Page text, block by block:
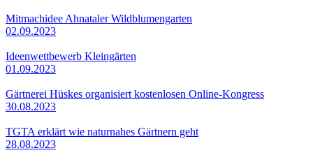
Mitmachidee Ahnataler Wildblumengarten
02.09.2023
Ideenwettbewerb Kleingärten
01.09.2023
Gärtnerei Hüskes organisiert kostenlosen Online-Kongress
30.08.2023
TGTA erklärt wie naturnahes Gärtnern geht
28.08.2023